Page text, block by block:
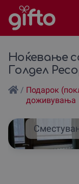
Ноќевање
Голдел
/ Подарок
доживувања